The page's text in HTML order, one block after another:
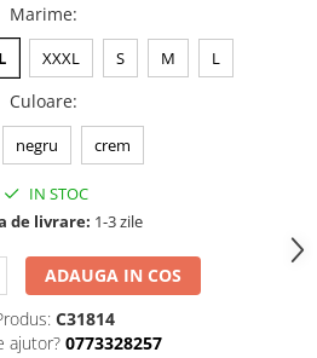
Marime:
XXXL S M L
Culoare:
negru crem
IN STOC
de livrare: 1-3 zile
ADAUGA IN COS
C31814
ajutor? 0773328257